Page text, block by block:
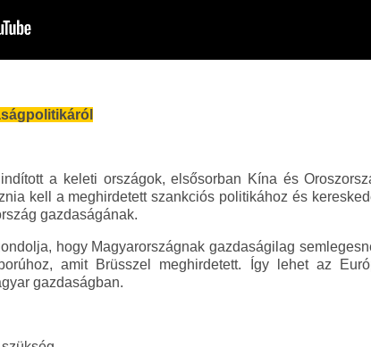
a keleti országok, elsősorban Kína és
kell a meghirdetett szankciós politikához és
gazdaságának.
hogy Magyarországnak gazdaságilag
amit Brüsszel meghirdetett. Így lehet az
gazdaságban.